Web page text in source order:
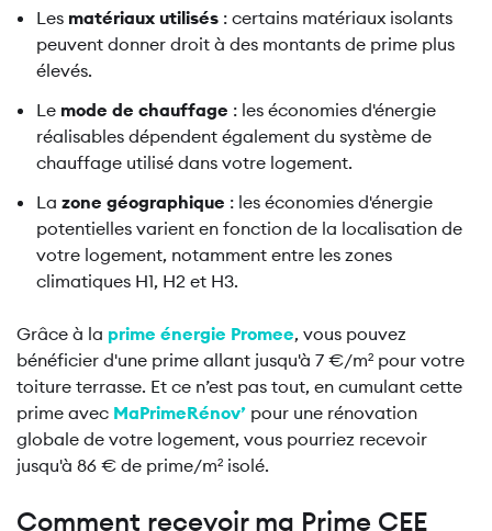
Les matériaux utilisés : certains matériaux isolants
peuvent donner droit à des montants de prime plus
élevés.
Le mode de chauffage : les économies d'énergie
réalisables dépendent également du système de
chauffage utilisé dans votre logement.
La zone géographique : les économies d'énergie
potentielles varient en fonction de la localisation de
votre logement, notamment entre les zones
climatiques H1, H2 et H3.
Grâce à la prime énergie Promee, vous pouvez
bénéficier d'une prime allant jusqu'à 7 €/m² pour votre
toiture terrasse. Et ce n’est pas tout, en cumulant cette
prime avec MaPrimeRénov’ pour une rénovation
globale de votre logement, vous pourriez recevoir
jusqu'à 86 € de prime/m² isolé.
Comment recevoir ma Prime CEE